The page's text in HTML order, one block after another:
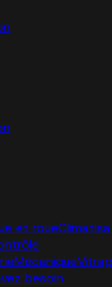
et roue
Mécanique
besoin